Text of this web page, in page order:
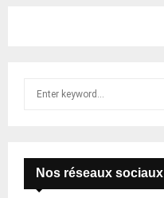
f
Nos réseaux sociaux